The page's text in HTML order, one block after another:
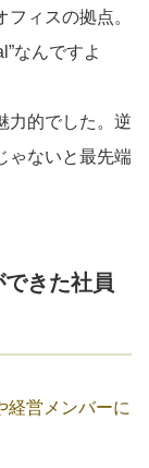
ィスの拠点。
なんですよ
力的でした。逆
ゃないと最先端
きた社員
経営メンバーに